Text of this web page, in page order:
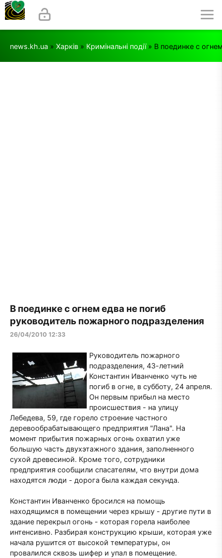
news.kh.ua » Харків » Кримінальні події» В поединке с
В поединке с огнем едва не погиб
руководитель пожарного подразделения
26/04/2010 12:33
Руководитель пожарного
подразделения, 43-летний
Константин Иванченко чуть не
погиб в огне, в субботу, 24 апреля.
Он первым прибыл на место
происшествия - на улицу
Лебедева, 59, где горело строение частного
деревообрабатывающего предприятия "Лана". На
момент прибытия пожарных огонь охватил уже
большую часть двухэтажного здания, заполненного
сухой древесиной. Кроме того, сотрудники
предприятия сообщили спасателям, что внутри дома
находятся люди - дорога была каждая секунда.
Константин Иванченко бросился на помощь
находящимся в помещении через крышу - другие пути в
здание перекрыл огонь - которая горела наиболее
интенсивно. Разбирая конструкцию крыши, которая уже
начала рушится от высокой температуры, он
провалился сквозь шифер и упал в помещение.